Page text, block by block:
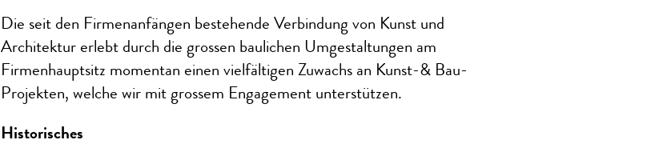
Die seit den Firmenanfängen bestehende Verbindung von Kunst und
Architektur erlebt durch die grossen baulichen Umgestaltungen am
Firmenhauptsitz momentan einen vielfältigen Zuwachs an Kunst-& Bau-
Projekten, welche wir mit grossem Engagement unterstützen.
Historisches